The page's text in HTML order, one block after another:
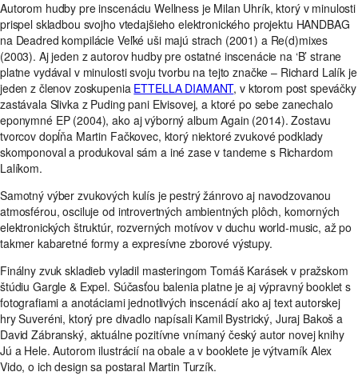
Autorom hudby pre inscenáciu Wellness je Milan Uhrík, ktorý v minulosti
prispel skladbou svojho vtedajšieho elektronického projektu HANDBAG
na Deadred kompilácie Veľké uši majú strach (2001) a Re(d)mixes
(2003). Aj jeden z autorov hudby pre ostatné inscenácie na ‘B’ strane
platne vydával v minulosti svoju tvorbu na tejto značke – Richard Lalík je
jeden z členov zoskupenia ETTELLA DIAMANT, v ktorom post speváčky
zastávala Slivka z Puding pani Elvisovej, a ktoré po sebe zanechalo
eponymné EP (2004), ako aj výborný album Again (2014). Zostavu
tvorcov dopĺňa Martin Fačkovec, ktorý niektoré zvukové podklady
skomponoval a produkoval sám a iné zase v tandeme s Richardom
Lalíkom.
Samotný výber zvukových kulís je pestrý žánrovo aj navodzovanou
atmosférou, osciluje od introvertných ambientných plôch, komorných
elektronických štruktúr, rozverných motívov v duchu world-music, až po
takmer kabaretné formy a expresívne zborové výstupy.
Finálny zvuk skladieb vyladil masteringom Tomáš Karásek v pražskom
štúdiu Gargle & Expel. Súčasťou balenia platne je aj výpravný booklet s
fotografiami a anotáciami jednotlivých inscenácií ako aj text autorskej
hry Suveréni, ktorý pre divadlo napísali Kamil Bystrický, Juraj Bakoš a
David Zábranský, aktuálne pozitívne vnímaný český autor novej knihy
Jú a Hele. Autorom ilustrácií na obale a v booklete je výtvarník Alex
Vido, o ich design sa postaral Martin Turzík.